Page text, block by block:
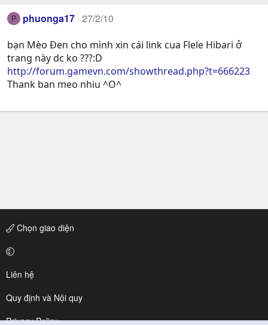
P phuonga17 27/2/10
bạn Mèo Đen cho mình xin cái link cua Flele Hibari ở
trang này dc ko ???:D
http://forum.gamevn.com/showthread.php?t=666223
Thank ban meo nhiu ^O^
Chọn giao diện
Liên hệ
Quy định và Nội quy
Privacy Policy